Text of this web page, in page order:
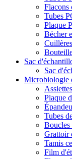
Flacons
Tubes
Plaque
Bécher
Sac
Sac
Microbiologie
Plaque
Tubes
Boucles
Grattoir
Tamis
Film